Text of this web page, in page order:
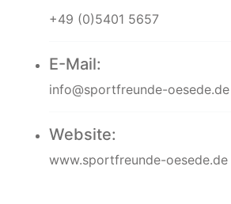
+49 (0)5401 5657
E-Mail:
info@sportfreunde-oesede.de
Website:
www.sportfreunde-oesede.de